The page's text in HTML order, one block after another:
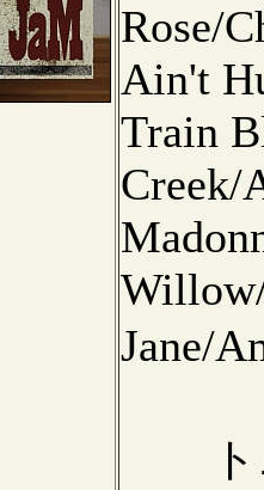
Rose/
Ain't
Train
Creek/
Jane/
トニ